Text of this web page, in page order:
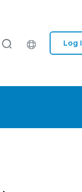
Log